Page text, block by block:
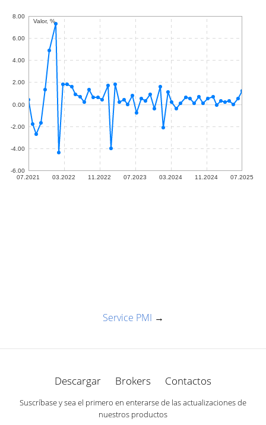
Service PMI →
Descargar Brokers Contactos
Suscríbase y sea el primero en enterarse de las actualizaciones de
nuestros productos